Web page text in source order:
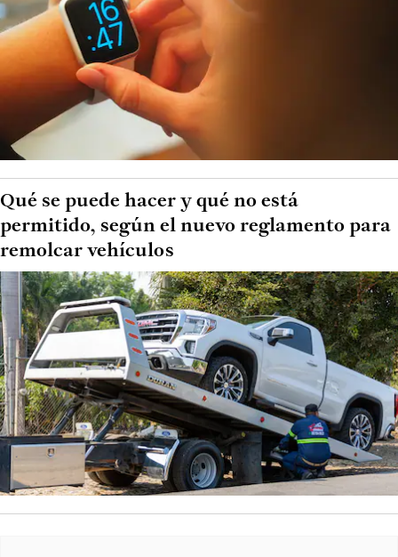
Qué se puede hacer y qué no está
permitido, según el nuevo reglamento para
remolcar vehículos